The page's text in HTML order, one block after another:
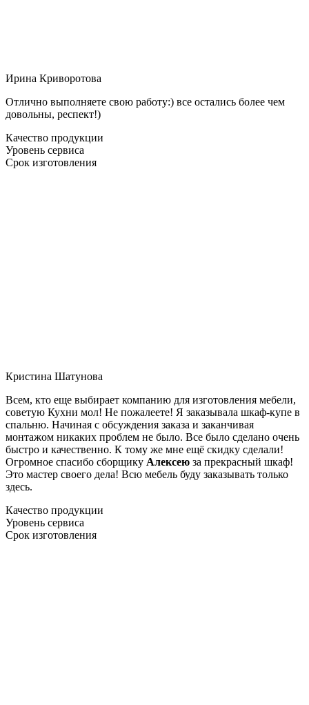
Ирина Криворотова
Отлично выполняете свою работу:) все остались более чем
довольны, респект!)
Качество продукции
Уровень сервиса
Срок изготовления
Кристина Шатунова
Всем, кто еще выбирает компанию для изготовления мебели,
советую Кухни мол! Не пожалеете! Я заказывала шкаф-купе в
спальню. Начиная с обсуждения заказа и заканчивая
монтажом никаких проблем не было. Все было сделано очень
быстро и качественно. К тому же мне ещё скидку сделали!
Огромное спасибо сборщику Алексею за прекрасный шкаф!
Это мастер своего дела! Всю мебель буду заказывать только
здесь.
Качество продукции
Уровень сервиса
Срок изготовления